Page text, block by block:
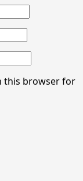
this browser for